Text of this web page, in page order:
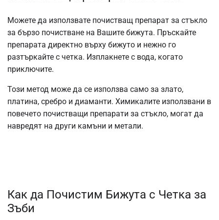
Можете да използвате почистващ препарат за стъкло
за бързо почистване на Вашите бижута. Пръскайте
препарата директно върху бижуто и нежно го
разтъркайте с четка. Изплакнете с вода, когато
приключите.
Този метод може да се използва само за злато,
платина, сребро и диаманти. Химикалите използвани в
повечето почистващи препарати за стъкло, могат да
навредят на други камъни и метали.
Как да Почистим Бижута с Четка за
Зъби